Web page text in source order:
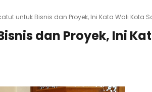
untuk Bisnis dan Proyek, Ini Kata Wali Kota
dan Proyek, Ini